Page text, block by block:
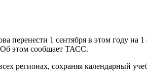
1 сентября в этом году на
Об этом сообщает ТАСС.
регионах, сохраняя календарный